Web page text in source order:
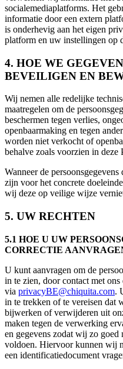
socialemediaplatforms. Het
informatie door een extern
is onderhevig aan het eigen
platform en uw instellingen op
4. HOE WE
BEVEILIGEN EN
Wij nemen alle redelijke
maatregelen om de
beschermen tegen verlies,
openbaarmaking en tegen
worden niet verkocht of
behalve zoals voorzien in deze
Wanneer de
zijn voor het concrete
wij deze op veilige wijze
5. UW RECHTEN
5.1 HOE U UW
CORRECTIE
U kunt aanvragen om de
in te zien, door contact met ons
via privacyBE@chiquita.com.
in te trekken of te vereisen dat
bijwerken of verwijderen uit
maken tegen de verwerking
en gegevens zodat wij zo
voldoen. Hiervoor kunnen wij
een identificatiedocument